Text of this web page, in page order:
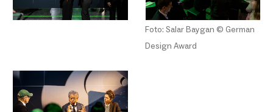
Foto: Salar Baygan © German
Design Award